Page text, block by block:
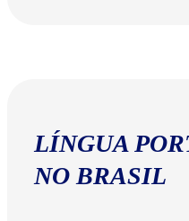
LÍNGUA
NO BRASIL